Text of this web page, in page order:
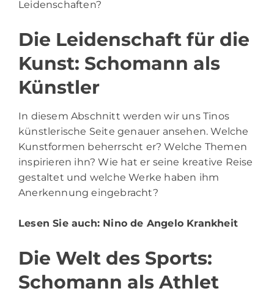
Leidenschaften?
Die Leidenschaft für die
Kunst: Schomann als
Künstler
In diesem Abschnitt werden wir uns Tinos
künstlerische Seite genauer ansehen. Welche
Kunstformen beherrscht er? Welche Themen
inspirieren ihn? Wie hat er seine kreative Reise
gestaltet und welche Werke haben ihm
Anerkennung eingebracht?
Lesen Sie auch: Nino de Angelo Krankheit
Die Welt des Sports:
Schomann als Athlet